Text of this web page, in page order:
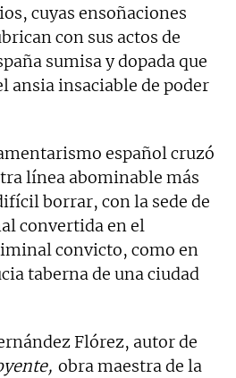
cuyas ensoñaciones
con sus actos de
sumisa y dopada que
ansia insaciable de poder
español cruzó
línea abominable más
borrar, con la sede de
convertida en el
convicto, como en
taberna de una ciudad
Flórez, autor de
obra maestra de la